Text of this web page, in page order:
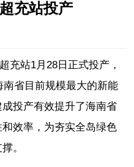
充站投产
充站1月28日正式投产，
省目前规模最大的新能
投产有效提升了海南省
效率，为夯实全岛绿色
。